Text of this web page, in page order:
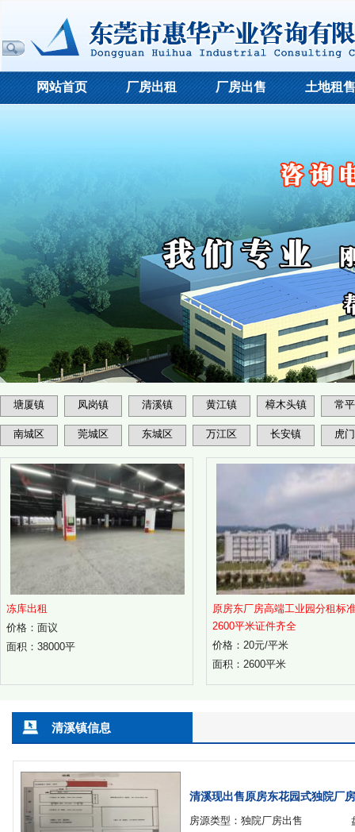
网站首页 厂房出租 厂房出售 土地租售
塘厦镇 凤岗镇 清溪镇 黄江镇 樟木头镇 常
南城区 莞城区 东城区 万江区 长安镇 虎
冻库出租
价格：面议
面积：38000平
原房东厂房高端工业园分租标
2600平米证件齐全
价格：20元/平米
面积：2600平米
清溪镇信息
清溪现出售原房东花园式独院厂
房源类型：独院厂房出售